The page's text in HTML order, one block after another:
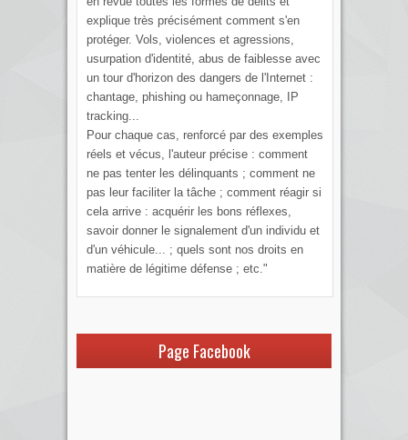
explique très précisément comment s'en
protéger. Vols, violences et agressions,
usurpation d'identité, abus de faiblesse avec
un tour d'horizon des dangers de l'Internet :
chantage, phishing ou hameçonnage, IP
tracking...
Pour chaque cas, renforcé par des exemples
réels et vécus, l'auteur précise : comment
ne pas tenter les délinquants ; comment ne
pas leur faciliter la tâche ; comment réagir si
cela arrive : acquérir les bons réflexes,
savoir donner le signalement d'un individu et
d'un véhicule... ; quels sont nos droits en
matière de légitime défense ; etc."
Page Facebook